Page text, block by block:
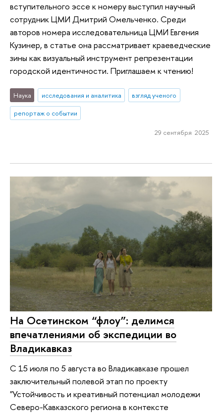
вступительного эссе к номеру выступил научный
сотрудник ЦМИ Дмитрий Омельченко. Среди
авторов номера исследовательница ЦМИ Евгения
Кузинер, в статье она рассматривает краеведческие
зины как визуальный инструмент репрезентации
городской идентичности. Приглашаем к чтению!
Наука исследования и аналитика
взгляд ученого
репортаж о событии
29 сентября 2025
На Осетинском “флоу”: делимся
впечатлениями об экспедиции во
Владикавказ
С 15 июля по 5 августа во Владикавказе прошел
заключительный полевой этап по проекту
"Устойчивость и креативный потенциал молодежи
Северо-Кавказского региона в контексте